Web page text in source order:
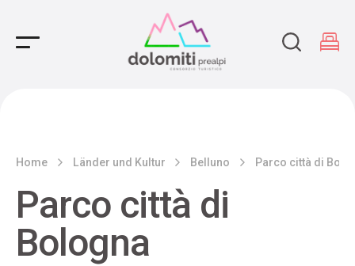
Main Navigation
Home Länder und Kultur Belluno Parco città di
Parco città di
Bologna